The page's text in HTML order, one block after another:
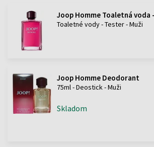
Joop Homme Toaletná voda
Toaletné vody - Tester - Muži
Joop Homme Deodorant
75ml - Deostick - Muži
Skladom